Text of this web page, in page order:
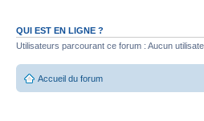
QUI EST EN LIGNE ?
Utilisateurs parcourant ce forum : Aucun
Accueil du forum